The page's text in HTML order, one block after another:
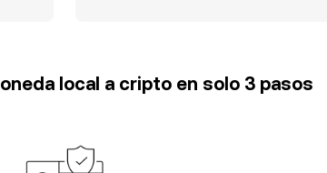
local a cripto en solo 3 pasos